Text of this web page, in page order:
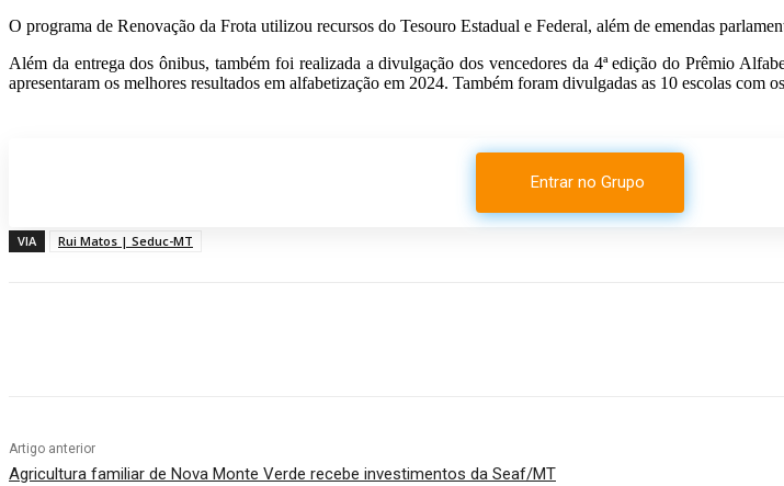
O programa de Renovação da Frota utilizou recursos do Tesouro Estadual e Federal, além de emendas
Além da entrega dos ônibus, também foi realizada a divulgação dos vencedores da 4ª edição do Prêmio
apresentaram os melhores resultados em alfabetização em 2024. Também foram divulgadas as 10 escolas com
Entrar no Grupo
VIA Rui Matos | Seduc-MT
Artigo anterior
Agricultura familiar de Nova Monte Verde recebe investimentos da Seaf/MT